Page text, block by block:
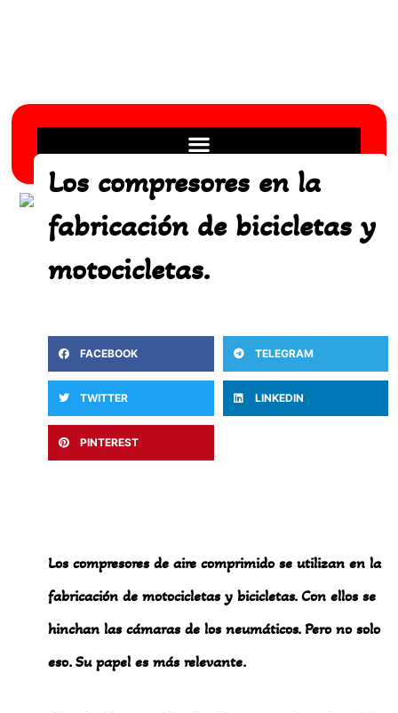
Los compresores en la
fabricación de bicicletas y
motocicletas.
FACEBOOK TELEGRAM
TWITTER LINKEDIN
PINTEREST
Los compresores de aire comprimido se utilizan en la
fabricación de motocicletas y bicicletas. Con ellos se
hinchan las cámaras de los neumáticos. Pero no solo
eso. Su papel es más relevante.